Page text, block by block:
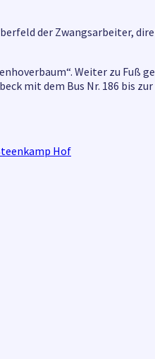
der Zwangsarbeiter,
Weiter zu Fuß
mit dem Bus Nr. 186 bis
Hof